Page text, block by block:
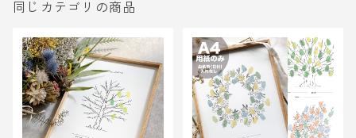
同じカテゴリの商品